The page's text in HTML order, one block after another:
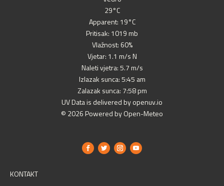
29°C
Apparent: 19°C
Pritisak: 1019 mb
Vlažnost: 60%
Vjetar: 1.1 m/s N
Naleti vjetra: 5.7 m/s
Izlazak sunca: 5:45 am
Zalazak sunca: 7:58 pm
UV Data is delivered by openuv.io
© 2026 Powered by Open-Meteo
KONTAKT